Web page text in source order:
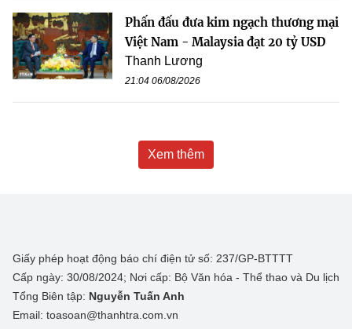
Phấn đấu đưa kim ngạch thương mại
Việt Nam - Malaysia đạt 20 tỷ USD
Thanh Lương
21:04 06/08/2026
Xem thêm
Giấy phép hoạt động báo chí điện tử số: 237/GP-BTTTT
Cấp ngày: 30/08/2024; Nơi cấp: Bộ Văn hóa - Thể thao và Du lịch
Tổng Biên tập: Nguyễn Tuấn Anh
Email: toasoan@thanhtra.com.vn